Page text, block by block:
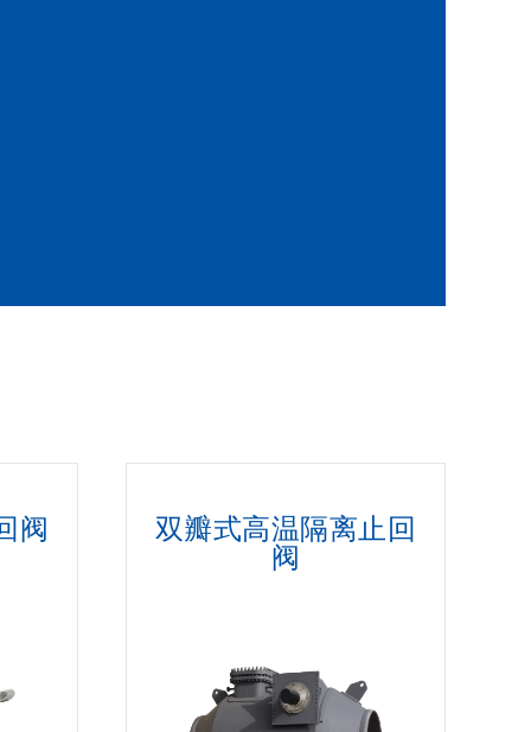
阀
双瓣式高温隔离止回
阀